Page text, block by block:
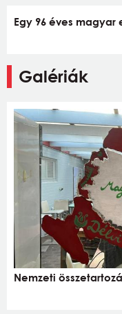
Egy 96 éves
Galériák
Nemzeti